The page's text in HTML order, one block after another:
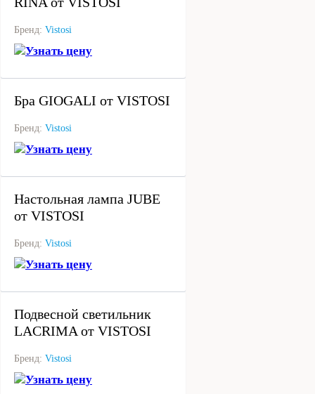
Бренд: Vistosi
Узнать цену
Бра GIOGALI от VISTOSI
Бренд: Vistosi
Узнать цену
Настольная лампа JUBE
от VISTOSI
Бренд: Vistosi
Узнать цену
Подвесной светильник
LACRIMA от VISTOSI
Бренд: Vistosi
Узнать цену